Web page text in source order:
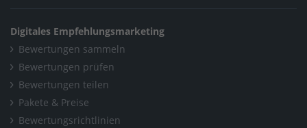
Zertifikat für Kundenzufriedenheit 2024
Digitales Empfehlungsmarketing
Bewertungen sammeln
Bewertungen prüfen
Bewertungen teilen
Pakete & Preise
Bewertungsrichtlinien